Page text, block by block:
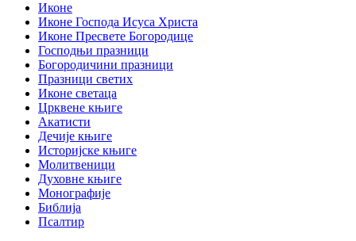
Иконе
Иконе Господа Исуса Христа
Иконе Пресвете Богородице
Господњи празници
Богородичини празници
Празници светих
Иконе светаца
Црквене књиге
Акатисти
Дечије књиге
Историјске књиге
Молитвеници
Духовне књиге
Монографије
Библија
Псалтир